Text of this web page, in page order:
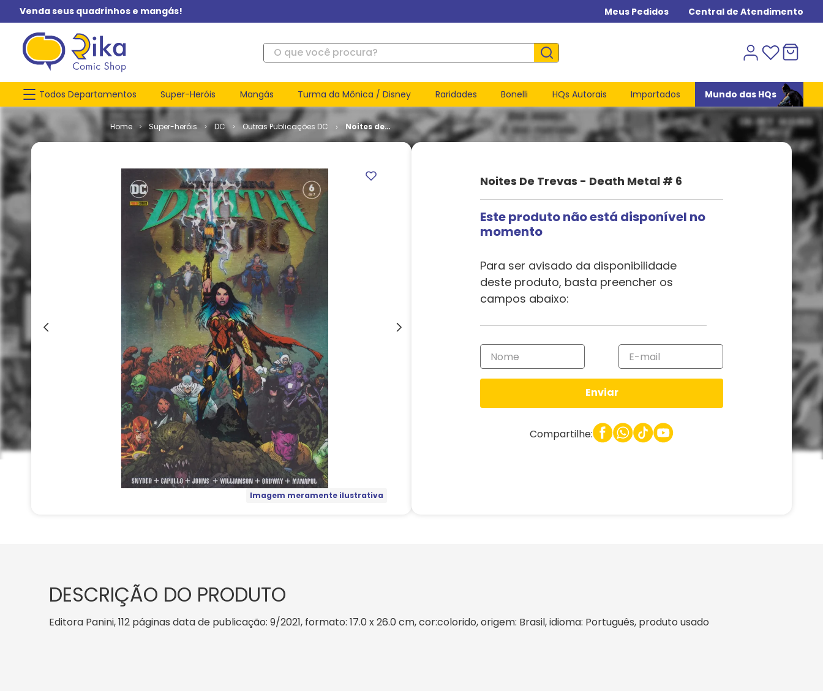
Venda seus quadrinhos e mangás! Meus Pedidos Central de Atendimento
O que você procura?
Todos Departamentos Super-Heróis Mangás Turma da Mônica / Disney Raridades Bonelli HQs Autorais Importados Mundo das HQs
Super-heróis DC Outras Publicações DC
Noites de
Trevas -
Imagem meramente ilustrativa
Noites De Trevas - Death Metal # 6
Este produto não está disponível no
momento
Para ser avisado da disponibilidade
deste produto, basta preencher os
campos abaixo:
Enviar
Compartilhe:
DESCRIÇÃO DO PRODUTO
Editora Panini, 112 páginas data de publicação: 9/2021, formato: 17.0 x 26.0 cm, cor:colorido, origem: Brasil, idioma: Português, produto usado